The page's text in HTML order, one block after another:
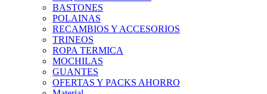
BASTONES
POLAINAS
RECAMBIOS Y ACCESORIOS
TRINEOS
ROPA TERMICA
MOCHILAS
GUANTES
OFERTAS Y PACKS AHORRO